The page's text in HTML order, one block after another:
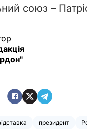
союз –
президент